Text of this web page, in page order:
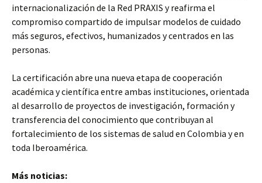
internacionalización de la Red PRAXIS y reafirma el
compromiso compartido de impulsar modelos de cuidado
más seguros, efectivos, humanizados y centrados en las
personas.
La certificación abre una nueva etapa de cooperación
académica y científica entre ambas instituciones, orientada
al desarrollo de proyectos de investigación, formación y
transferencia del conocimiento que contribuyan al
fortalecimiento de los sistemas de salud en Colombia y en
toda Iberoamérica.
Más noticias: